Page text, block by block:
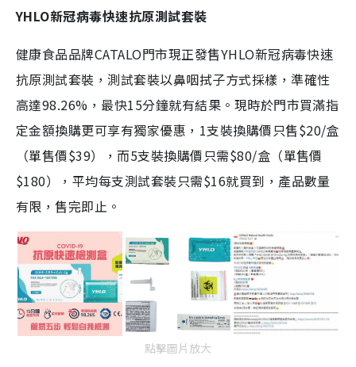
YHLO新冠病毒快速抗原測試套裝
健康食品品牌CATALO門市現正發售YHLO新冠病毒快速
抗原測試套裝，測試套裝以鼻咽拭子方式採樣，準確性
高達98.26%，最快15分鐘就有結果。現時於門市買滿指
定金額換購更可享有獨家優惠，1支裝換購價只售$20/盒
（單售價$39），而5支裝換購價只需$80/盒（單售價
$180），平均每支測試套裝只需$16就買到，產品數量
有限，售完即止。
點擊圖片放大